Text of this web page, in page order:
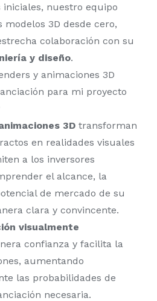
iniciales, nuestro equipo
modelos 3D desde cero,
colaboración con su
y diseño.
y animaciones 3D
para mi proyecto
3D transforman
en realidades visuales
a los inversores
el alcance, la
de mercado de su
clara y convincente.
visualmente
confianza y facilita la
aumentando
las probabilidades de
necesaria.